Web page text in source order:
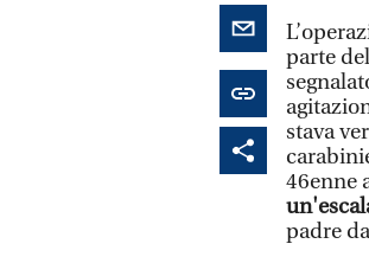
parte
stava
46enne
padre